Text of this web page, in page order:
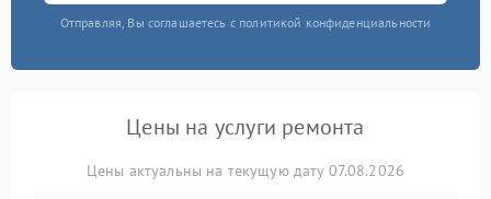
Отправляя, Вы соглашаетесь с политикой конфиденциальности
Цены на услуги ремонта
Цены актуальны на текущую дату 07.08.2026